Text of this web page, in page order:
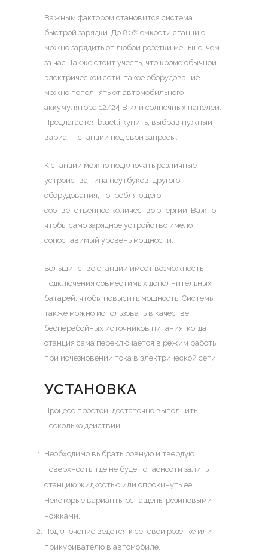
Важным фактором становится система
быстрой зарядки. До 80% емкости станцию
можно зарядить от любой розетки меньше, чем
за час. Также стоит учесть, что кроме обычной
электрической сети, такое оборудование
можно пополнять от автомобильного
аккумулятора 12/24 В или солнечных панелей.
Предлагается bluetti купить, выбрав нужный
вариант станции под свои запросы.
К станции можно подключать различные
устройства типа ноутбуков, другого
оборудования, потребляющего
соответственное количество энергии. Важно,
чтобы само зарядное устройство имело
сопоставимый уровень мощности.
Большинство станций имеет возможность
подключения совместимых дополнительных
батарей, чтобы повысить мощность. Системы
также можно использовать в качестве
бесперебойных источников питания, когда
станция сама переключается в режим работы
при исчезновении тока в электрической сети.
УСТАНОВКА
Процесс простой, достаточно выполнить
несколько действий:
Необходимо выбрать ровную и твердую
поверхность, где не будет опасности залить
станцию жидкостью или опрокинуть ее.
Некоторые варианты оснащены резиновыми
ножками.
Подключение ведется к сетевой розетке или
прикуривателю в автомобиле.